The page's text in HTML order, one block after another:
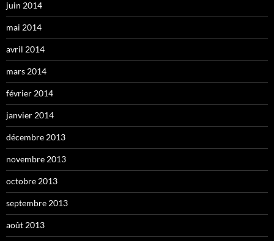
juin 2014
mai 2014
avril 2014
mars 2014
février 2014
janvier 2014
décembre 2013
novembre 2013
octobre 2013
septembre 2013
août 2013